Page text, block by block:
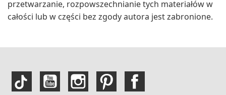
przetwarzanie, rozpowszechnianie tych materiałów w
całości lub w części bez zgody autora jest zabronione.